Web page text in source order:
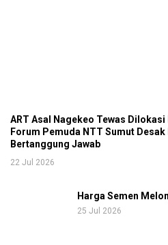
ART Asal Nagekeo Tewas
Forum Pemuda NTT Sumut
Bertanggung Jawab
22 Jul 2026
Harga Semen
25 Jul 2026